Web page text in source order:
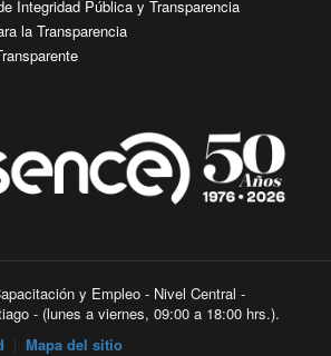
Integridad Pública y Transparencia
la Transparencia
y Empleo - Nivel Central -
- (lunes a viernes, 09:00 a 18:00 hrs.).
Mapa del sitio